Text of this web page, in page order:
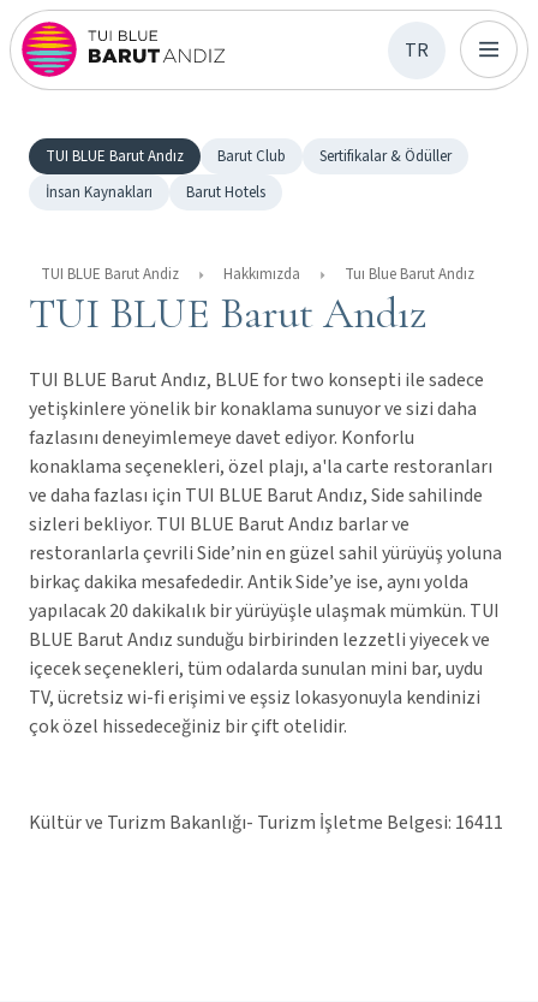
TR
TUI BLUE Barut Andız Barut Club
Sertifikalar & Ödüller
İnsan Kaynakları
Barut Hotels
TUI BLUE Barut Andiz Hakkımızda Tuı Blue Barut Andız
TUI BLUE Barut Andız
TUI BLUE Barut Andız, BLUE for two konsepti ile sadece
yetişkinlere yönelik bir konaklama sunuyor ve sizi daha
fazlasını deneyimlemeye davet ediyor. Konforlu
konaklama seçenekleri, özel plajı, a'la carte restoranları
ve daha fazlası için TUI BLUE Barut Andız, Side sahilinde
sizleri bekliyor. TUI BLUE Barut Andız barlar ve
restoranlarla çevrili Side’nin en güzel sahil yürüyüş yoluna
birkaç dakika mesafededir. Antik Side’ye ise, aynı yolda
yapılacak 20 dakikalık bir yürüyüşle ulaşmak mümkün. TUI
BLUE Barut Andız sunduğu birbirinden lezzetli yiyecek ve
içecek seçenekleri, tüm odalarda sunulan mini bar, uydu
TV, ücretsiz wi-fi erişimi ve eşsiz lokasyonuyla kendinizi
çok özel hissedeceğiniz bir çift otelidir.
Kültür ve Turizm Bakanlığı- Turizm İşletme Belgesi: 16411